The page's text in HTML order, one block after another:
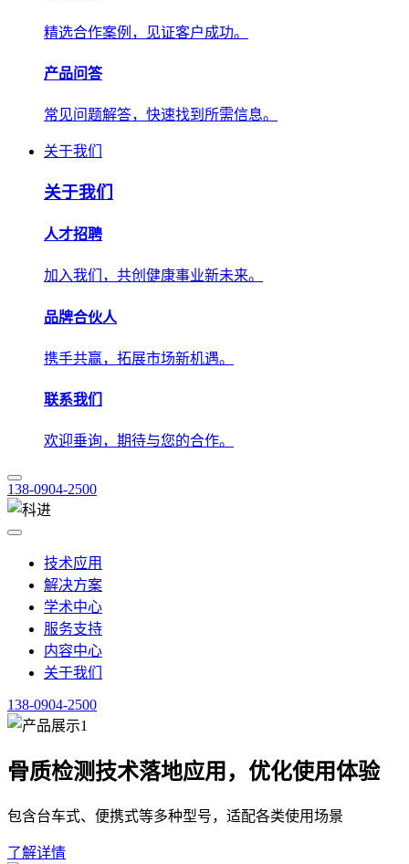
精选合作案例，见证客户成功。
产品问答
常见问题解答，快速找到所需信息。
关于我们
关于我们
人才招聘
加入我们，共创健康事业新未来。
品牌合伙人
携手共赢，拓展市场新机遇。
联系我们
欢迎垂询，期待与您的合作。
138-0904-2500
技术应用
解决方案
学术中心
服务支持
内容中心
关于我们
138-0904-2500
骨质检测技术落地应用，优化使用体验
包含台车式、便携式等多种型号，适配各类使用场景
了解详情